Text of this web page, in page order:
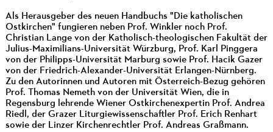
Als Herausgeber des neuen Handbuchs "Die katholischen
Ostkirchen" fungieren neben Prof. Winkler noch Prof.
Christian Lange von der Katholisch-theologischen Fakultät der
Julius-Maximilians-Universität Würzburg, Prof. Karl Pinggera
von der Philipps-Universität Marburg sowie Prof. Hacik Gazer
von der Friedrich-Alexander-Universität Erlangen-Nürnberg.
Zu den Autorinnen und Autoren mit Österreich-Bezug gehören
Prof. Thomas Nemeth von der Universität Wien, die in
Regensburg lehrende Wiener Ostkirchenexpertin Prof. Andrea
Riedl, der Grazer Liturgiewissenschaftler Prof. Erich Renhart
sowie der Linzer Kirchenrechtler Prof. Andreas Graßmann.